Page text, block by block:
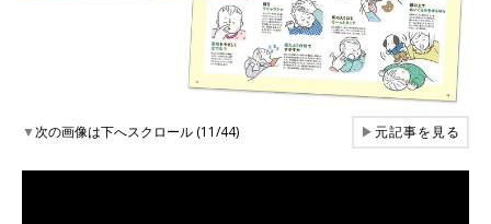
▼次の画像は下へスクロール (11/44) ▶元記事を見る